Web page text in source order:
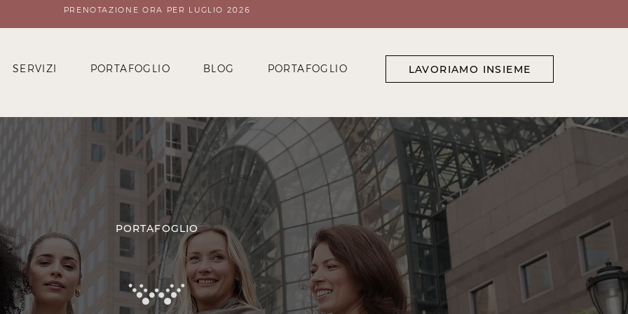
PRENOTAZIONE ORA PER LUGLIO 2026
SERVIZI PORTAFOGLIO BLOG PORTAFOGLIO LAVORIAMO INSIEME
PORTAFOGLIO